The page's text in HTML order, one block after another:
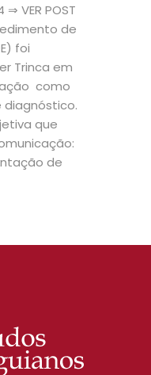
VER POST
de
foi
Trinca em
como
diagnóstico.
que
de